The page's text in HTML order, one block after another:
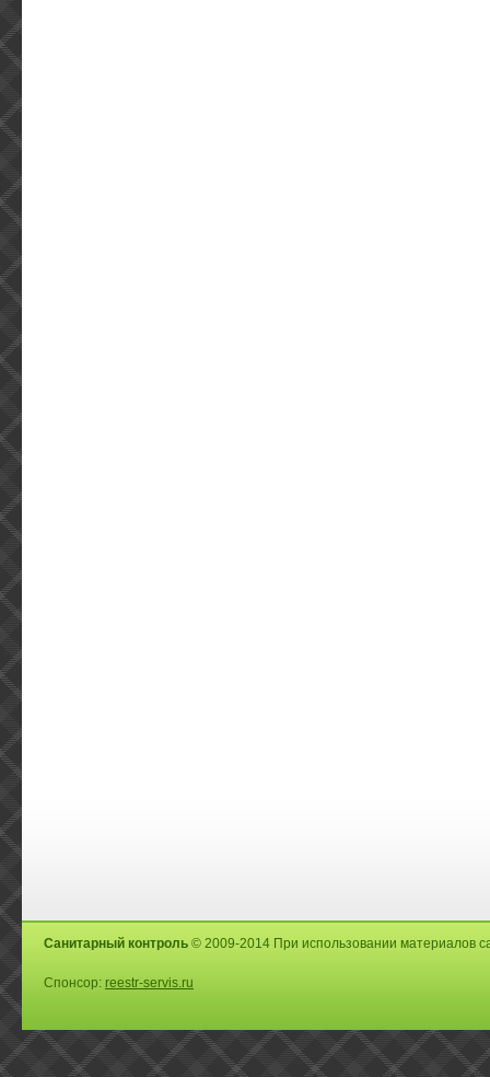
Санитарный контроль © 2009-2014 При использовании материалов
Спонсор: reestr-servis.ru